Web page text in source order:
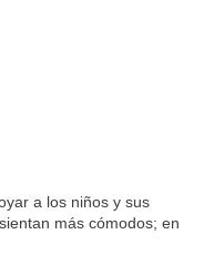
a los niños y sus
más cómodos; en